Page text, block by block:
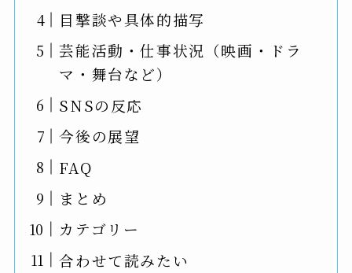
目撃談や具体的描写
芸能活動・仕事状況（映画・ドラ
マ・舞台など）
SNSの反応
今後の展望
FAQ
まとめ
カテゴリー
合わせて読みたい